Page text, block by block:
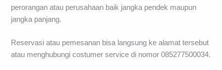
perorangan atau perusahaan baik jangka pendek maupun
jangka panjang.
Reservasi atau pemesanan bisa langsung ke alamat tersebut
atau menghubungi costumer service di nomor 085277500034.